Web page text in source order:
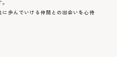
歩んでいける仲間との出会いを心待